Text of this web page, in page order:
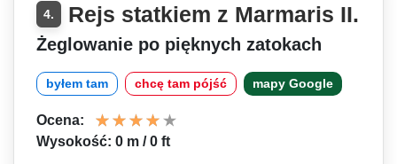
4. Rejs statkiem z Marmaris II.
Żeglowanie po pięknych zatokach
byłem tam chcę tam pójść mapy Google
Ocena:
Wysokość: 0 m / 0 ft